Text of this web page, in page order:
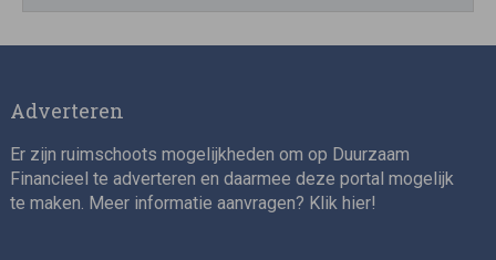
Director, Impact Investing
Adverteren
Er zijn ruimschoots mogelijkheden om op Duurzaam
Financieel te adverteren en daarmee deze portal mogelijk
te maken. Meer informatie aanvragen? Klik hier!